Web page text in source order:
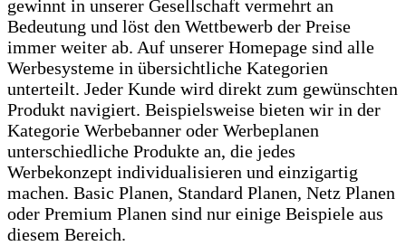
gewinnt in unserer Gesellschaft vermehrt an
Bedeutung und löst den Wettbewerb der Preise
immer weiter ab. Auf unserer Homepage sind alle
Werbesysteme in übersichtliche Kategorien
unterteilt. Jeder Kunde wird direkt zum gewünschten
Produkt navigiert. Beispielsweise bieten wir in der
Kategorie Werbebanner oder Werbeplanen
unterschiedliche Produkte an, die jedes
Werbekonzept individualisieren und einzigartig
machen. Basic Planen, Standard Planen, Netz Planen
oder Premium Planen sind nur einige Beispiele aus
diesem Bereich.